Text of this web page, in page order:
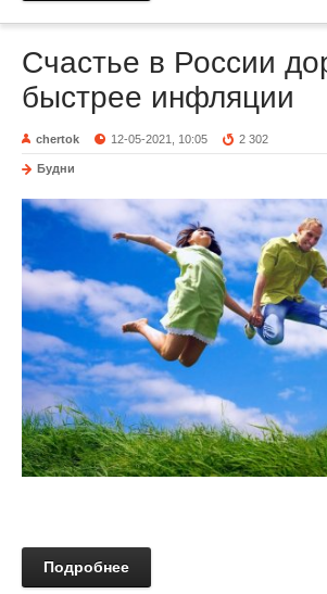
Счастье в России
быстрее инфляции
chertok 12-05-2021, 10:05 2 302
Будни
Подробнее